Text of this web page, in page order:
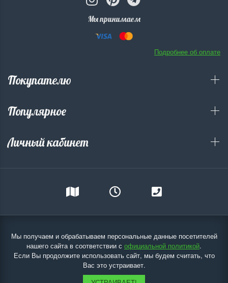
Мы принимаем
Подробнее об оплате
Покупателю
Популярное
Личный кабинет
Мы получаем и обрабатываем персональные данные посетителей
нашего сайта в соответствии с официальной политикой.
Если Вы продолжите использовать сайт, мы будем считать, что
Вас это устраивает.